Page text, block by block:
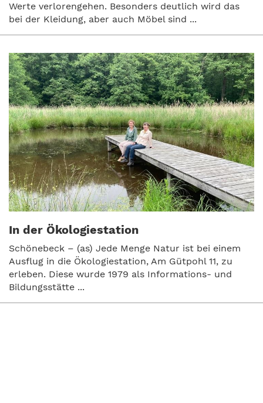
Werte verlorengehen. Besonders deutlich wird das
bei der Kleidung, aber auch Möbel sind ...
In der Ökologiestation
Schönebeck – (as) Jede Menge Natur ist bei einem
Ausflug in die Ökologiestation, Am Gütpohl 11, zu
erleben. Diese wurde 1979 als Informations- und
Bildungsstätte ...